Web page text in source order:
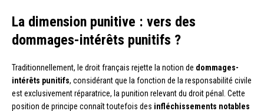
La dimension punitive : vers des
dommages-intérêts punitifs ?
Traditionnellement, le droit français rejette la notion de dommages-
intérêts punitifs, considérant que la fonction de la responsabilité civile
est exclusivement réparatrice, la punition relevant du droit pénal. Cette
position de principe connaît toutefois des infléchissements notables